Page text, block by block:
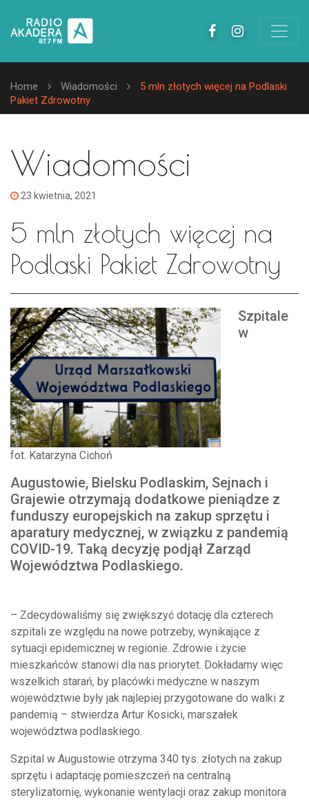
Home Wiadomości
5 mln złotych więcej na Podlaski
Pakiet Zdrowotny
Wiadomości
23 kwietnia, 2021
5 mln złotych więcej na
Podlaski Pakiet Zdrowotny
fot. Katarzyna Cichoń
Szpitale
w
Augustowie, Bielsku Podlaskim, Sejnach i
Grajewie otrzymają dodatkowe pieniądze z
funduszy europejskich na zakup sprzętu i
aparatury medycznej, w związku z pandemią
COVID-19. Taką decyzję podjął Zarząd
Województwa Podlaskiego.
– Zdecydowaliśmy się zwiększyć dotację dla czterech
szpitali ze względu na nowe potrzeby, wynikające z
sytuacji epidemicznej w regionie. Zdrowie i życie
mieszkańców stanowi dla nas priorytet. Dokładamy więc
wszelkich starań, by placówki medyczne w naszym
województwie były jak najlepiej przygotowane do walki z
pandemią – stwierdza Artur Kosicki, marszałek
województwa podlaskiego.
Szpital w Augustowie otrzyma 340 tys. złotych na zakup
sprzętu i adaptację pomieszczeń na centralną
sterylizatornię, wykonanie wentylacji oraz zakup monitora